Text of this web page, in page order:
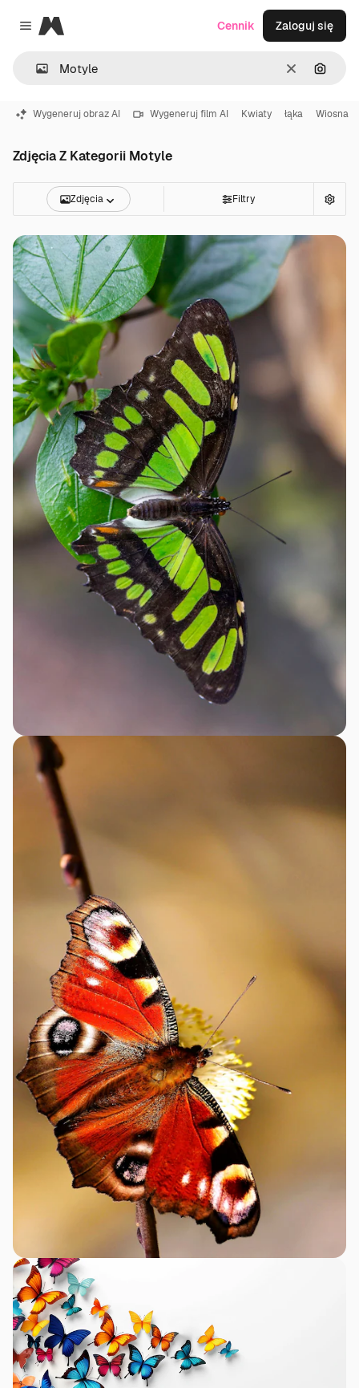
Close menu
Magnific
WyczyśćSzukaj
Cennik Zaloguj się
Wygeneruj obraz AI Wygeneruj film AI Kwiaty łąka Wiosna
Zdjęcia Z Kategorii Motyle
Zdjęcia Filtry